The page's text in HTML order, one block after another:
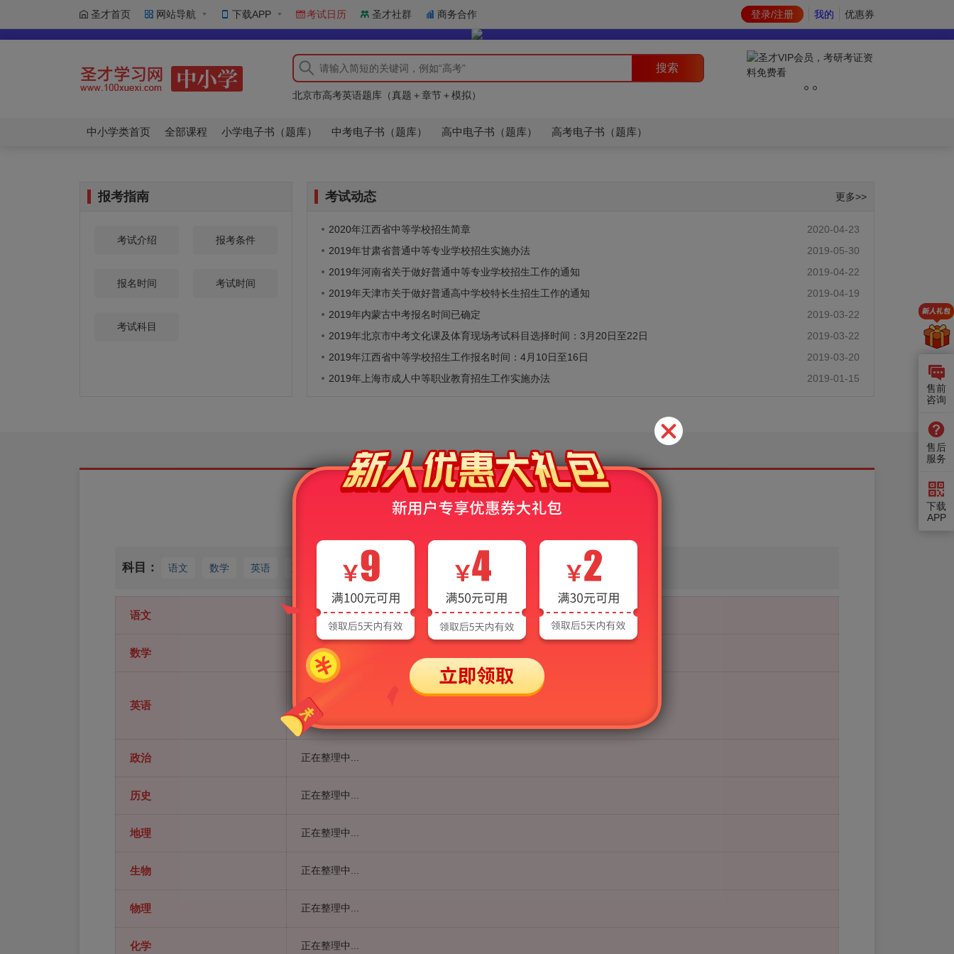
圣才首页 网站导航 下载APP 考试日历 圣才社群 商务合作 登录/注册 我的 优惠券
北京市高考英语题库（真题＋章节＋模拟）
【新人教版】高中英语（必修一至选修七）单词同步速记
北京市高考英语题库（真题＋章节＋模拟）
搜索
中小学类首页 全部课程 小学电子书（题库） 中考电子书（题库） 高中电子书（题库） 高考电子书（题库）
报考指南
考试介绍 报考条件
报名时间 考试时间
考试科目
考试动态 更多>>
2020年江西省中等学校招生简章
2020-04-23
2019年甘肃省普通中等专业学校招生实施办法
2019-05-30
2019年河南省关于做好普通中等专业学校招生工作的通知
2019-04-22
2019年天津市关于做好普通高中学校特长生招生工作的通知
2019-04-19
2019年内蒙古中考报名时间已确定
2019-03-22
2019年北京市中考文化课及体育现场考试科目选择时间：3月20日至22日
2019-03-22
2019年江西省中等学校招生工作报名时间：4月10日至16日
2019-03-20
2019年上海市成人中等职业教育招生工作实施办法
2019-01-15
2026年中考通用辅导
科目： 语文 数学 英语 政治 历史 物理 计算机
语文 正在整理中...
数学 正在整理中...
英语
2026年中考英语核心词汇全突破AI讲解
[AI视频]
政治 正在整理中...
历史 正在整理中...
地理 正在整理中...
生物 正在整理中...
物理 正在整理中...
化学 正在整理中...
售前
咨询
售后
服务
下载
APP